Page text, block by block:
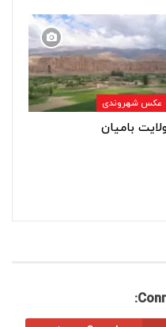
عکس شهروندی
بامیان